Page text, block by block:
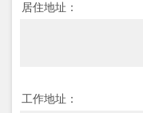
居住地址：
工作地址：